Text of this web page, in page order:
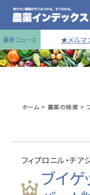
最新ニュース ★メルマ
ホーム 農薬の検索
フィプロニル・チア
ブイゲ